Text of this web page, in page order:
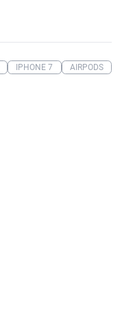
IPHONE 7 AIRPODS